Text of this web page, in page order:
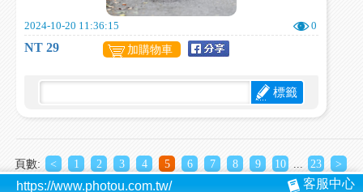
2024-10-20 11:36:15 0
NT 29 加購物車
標籤
頁數: < 1 2 3 4 5 6 7 8 9 10 23 >
https://www.photou.com.tw/ 客服中心